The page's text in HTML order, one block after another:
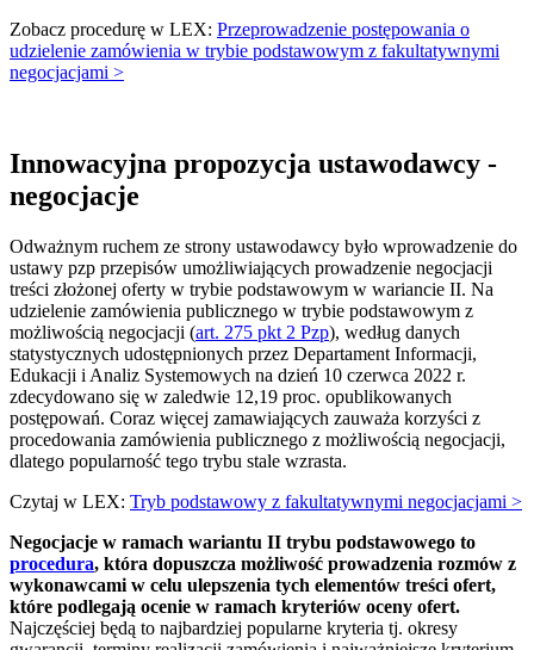
Zobacz procedurę w LEX: Przeprowadzenie postępowania o
udzielenie zamówienia w trybie podstawowym z fakultatywnymi
negocjacjami >
Innowacyjna propozycja ustawodawcy -
negocjacje
Odważnym ruchem ze strony ustawodawcy było wprowadzenie do
ustawy pzp przepisów umożliwiających prowadzenie negocjacji
treści złożonej oferty w trybie podstawowym w wariancie II. Na
udzielenie zamówienia publicznego w trybie podstawowym z
możliwością negocjacji (art. 275 pkt 2 Pzp), według danych
statystycznych udostępnionych przez Departament Informacji,
Edukacji i Analiz Systemowych na dzień 10 czerwca 2022 r.
zdecydowano się w zaledwie 12,19 proc. opublikowanych
postępowań. Coraz więcej zamawiających zauważa korzyści z
procedowania zamówienia publicznego z możliwością negocjacji,
dlatego popularność tego trybu stale wzrasta.
Czytaj w LEX: Tryb podstawowy z fakultatywnymi negocjacjami >
Negocjacje w ramach wariantu II trybu podstawowego to
procedura, która dopuszcza możliwość prowadzenia rozmów z
wykonawcami w celu ulepszenia tych elementów treści ofert,
które podlegają ocenie w ramach kryteriów oceny ofert.
Najczęściej będą to najbardziej popularne kryteria tj. okresy